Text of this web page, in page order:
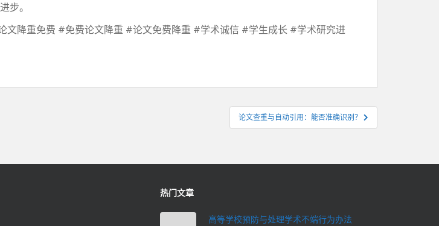
步。
降重免费 #免费论文降重 #论文免费降重 #学术诚信 #学生成长 #学术研究进
论文查重与自动引用：能否准确识别？
热门文章
高等学校预防与处理学术不端行为办法